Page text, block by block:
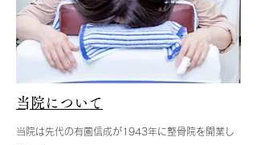
​当院について
当院は先代の有薗信成が1943年に整骨院を開業し